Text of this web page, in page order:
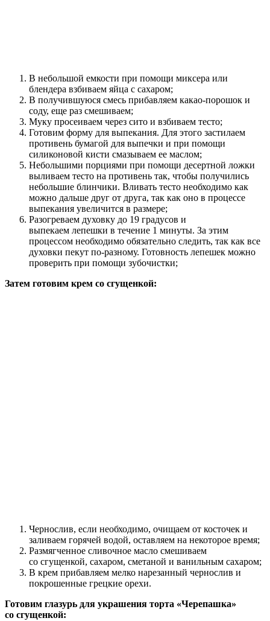
В небольшой емкости при помощи миксера или
блендера взбиваем яйца с сахаром;
В получившуюся смесь прибавляем какао-порошок и
соду, еще раз смешиваем;
Муку просеиваем через сито и взбиваем тесто;
Готовим форму для выпекания. Для этого застилаем
противень бумагой для выпечки и при помощи
силиконовой кисти смазываем ее маслом;
Небольшими порциями при помощи десертной ложки
выливаем тесто на противень так, чтобы получились
небольшие блинчики. Вливать тесто необходимо как
можно дальше друг от друга, так как оно в процессе
выпекания увеличится в размере;
Разогреваем духовку до 19 градусов и
выпекаем лепешки в течение 1 минуты. За этим
процессом необходимо обязательно следить, так как все
духовки пекут по-разному. Готовность лепешек можно
проверить при помощи зубочистки;
Затем готовим крем со сгущенкой:
Чернослив, если необходимо, очищаем от косточек и
заливаем горячей водой, оставляем на некоторое время;
Размягченное сливочное масло смешиваем
со сгущенкой, сахаром, сметаной и ванильным сахаром;
В крем прибавляем мелко нарезанный чернослив и
покрошенные грецкие орехи.
Готовим глазурь для украшения торта «Черепашка»
со сгущенкой: